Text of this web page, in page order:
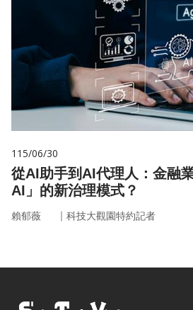
115/06/30
從AI助手到AI代理人：金融
AI」的新治理模式？
賴郁薇 ｜ 科技大觀園特約記者